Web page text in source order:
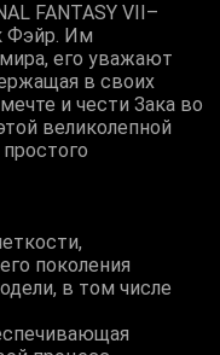
FANTASY VII–
Фэйр. Им
его уважают
в своих
и чести Зака во
великолепной
поколения
в том числе